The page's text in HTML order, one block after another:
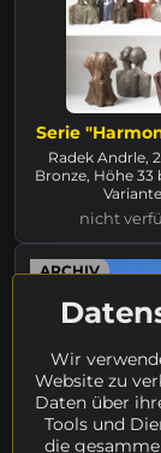
Serie
Radek Andrle,
Bronze, Höhe 33 bis 37 cm (8
nicht
ARCHIV
Wir
Website zu
Daten über
Tools und
die